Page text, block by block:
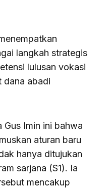
langkah strategis
lulusan vokasi
dana abadi
Imin ini bahwa
aturan baru
hanya ditujukan
sarjana (S1). Ia
mencakup